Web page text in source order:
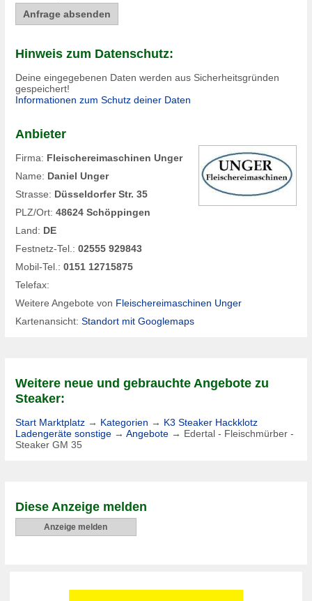
Hinweis zum Datenschutz:
Deine eingegebenen Daten werden aus Sicherheitsgründen
gespeichert!
Informationen zum Schutz deiner Daten
Anbieter
Firma: Fleischereimaschinen Unger
Name: Daniel Unger
Strasse: Düsseldorfer Str. 35
PLZ/Ort: 48624 Schöppingen
Land: DE
Festnetz-Tel.: 02555 929843
Mobil-Tel.: 0151 12715875
Telefax:
Weitere Angebote von Fleischereimaschinen Unger
Kartenansicht: Standort mit Googlemaps
Weitere neue und gebrauchte Angebote zu
Steaker:
Start Marktplatz → Kategorien → K3 Steaker Hackklotz
Ladengeräte sonstige → Angebote → Edertal - Fleischmürber -
Steaker GM 35
Diese Anzeige melden
Anzeige melden